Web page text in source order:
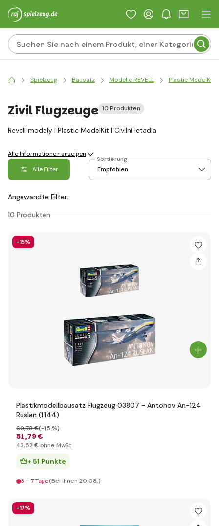
Spielzeug Bausatz Modelle REVELL Plastic ModelKit
Zivil Flugzeuge 10 Produkten
Revell modely | Plastic ModelKit | Civilní letadla
Alle Informationen anzeigen
Alle Filter
Sortierung
Angewandte Filter:
10 Produkten
-15%
Plastikmodellbausatz Flugzeug 03807 - Antonov An-124
Ruslan (1:144)
51,79 €
60,78 €(-15 %)
43,52 € ohne MwSt
+ 51 Punkte
3 - 7 Tage(Bei Ihnen 20.08.)
-17%